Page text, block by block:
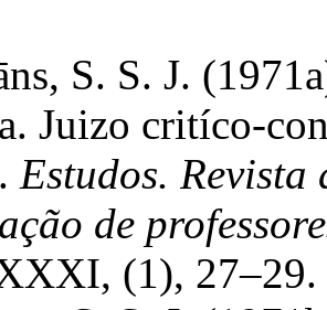
S. S. J.
Juizo critíco-
Estudos.
de
(1), 27–29.